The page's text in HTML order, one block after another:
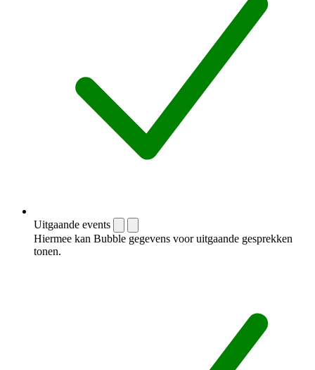
Uitgaande events
Hiermee kan Bubble gegevens voor uitgaande gesprekken
tonen.